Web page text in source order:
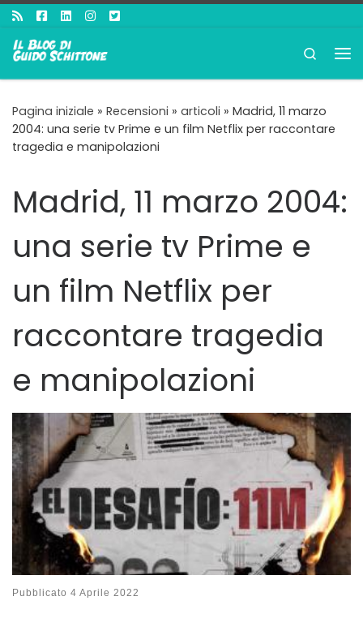
Passa al contenuto
Search
Pagina iniziale » Recensioni » articoli » Madrid, 11 marzo
2004: una serie tv Prime e un film Netflix per raccontare
tragedia e manipolazioni
Madrid, 11 marzo 2004:
una serie tv Prime e
un film Netflix per
raccontare tragedia
e manipolazioni
Pubblicato 4 Aprile 2022